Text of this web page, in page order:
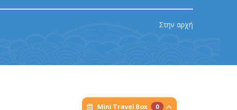
Στην αρχή
Mini Travel Box 0